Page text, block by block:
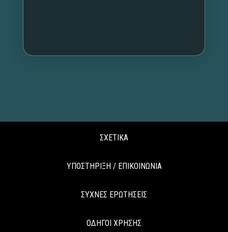
ΣΧΕΤΙΚΑ
ΥΠΟΣΤΗΡΙΞΗ / ΕΠΙΚΟΙΝΩΝΙΑ
ΣΥΧΝΕΣ ΕΡΩΤΗΣΕΙΣ
ΟΔΗΓΟΙ ΧΡΗΣΗΣ